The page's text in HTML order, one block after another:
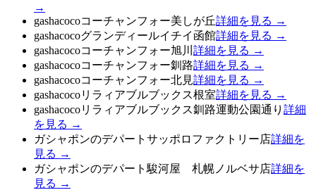
→
gashacocoコーチャンフォー美しが丘詳細を見る →
gashacocoグランディールイチイ函館詳細を見る →
gashacocoコーチャンフォー旭川 詳細を見る →
gashacocoコーチャンフォー釧路詳細を見る →
gashacocoコーチャンフォー北見詳細を見る →
gashacocoリラィアブルブックス根室詳細を見る →
gashacocoリラィアブルブックス釧路運動公園通り 詳細
を見る →
ガシャポンのデパートサッポロファクトリー店詳細を
見る →
ガシャポンのデパート駿河屋 札幌ノルベサ店詳細を
見る →